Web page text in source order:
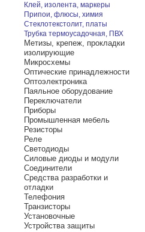
Клей, изолента, маркеры
Припои, флюсы, химия
Стеклотекстолит, платы
Трубка термоусадочная, ПВХ
Метизы, крепеж, прокладки
изолирующие
Микросхемы
Оптические принадлежности
Оптоэлектроника
Паяльное оборудование
Переключатели
Приборы
Промышленная мебель
Резисторы
Реле
Светодиоды
Силовые диоды и модули
Соединители
Средства разработки и
отладки
Телефония
Транзисторы
Установочные
Устройства защиты